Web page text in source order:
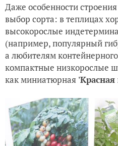
Даже особенности
выбор сорта: в теплицах
высокорослые
(например, популярный
а любителям
компактные низкорослые
как миниатюрная